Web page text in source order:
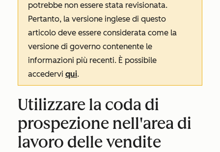
potrebbe non essere stata revisionata.
Pertanto, la versione inglese di questo
articolo deve essere considerata come la
versione di governo contenente le
informazioni più recenti. È possibile
accedervi qui.
Utilizzare la coda di
prospezione nell'area di
lavoro delle vendite